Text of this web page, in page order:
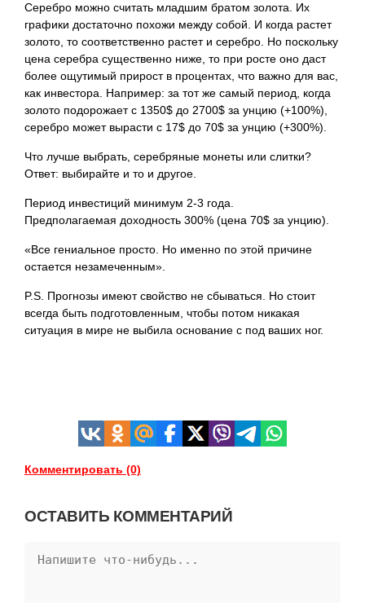
Серебро можно считать младшим братом золота. Их
графики достаточно похожи между собой. И когда растет
золото, то соответственно растет и серебро. Но поскольку
цена серебра существенно ниже, то при росте оно даст
более ощутимый прирост в процентах, что важно для вас,
как инвестора. Например: за тот же самый период, когда
золото подорожает с 1350$ до 2700$ за унцию (+100%),
серебро может вырасти с 17$ до 70$ за унцию (+300%).
Что лучше выбрать, серебряные монеты или слитки?
Ответ: выбирайте и то и другое.
Период инвестиций минимум 2-3 года.
Предполагаемая доходность 300% (цена 70$ за унцию).
«Все гениальное просто. Но именно по этой причине
остается незамеченным».
P.S. Прогнозы имеют свойство не сбываться. Но стоит
всегда быть подготовленным, чтобы потом никакая
ситуация в мире не выбила основание с под ваших ног.
Комментировать (0)
ОСТАВИТЬ КОММЕНТАРИЙ